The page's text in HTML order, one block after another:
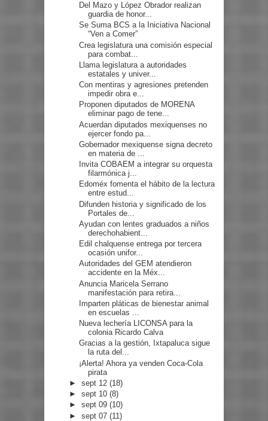
Del Mazo y López Obrador realizan
guardia de honor...
Se Suma BCS a la Iniciativa Nacional
“Ven a Comer”
Crea legislatura una comisión especial
para combat...
Llama legislatura a autoridades
estatales y univer...
Con mentiras y agresiones pretenden
impedir obra e...
Proponen diputados de MORENA
eliminar pago de tene...
Acuerdan diputados mexiquenses no
ejercer fondo pa...
Gobernador mexiquense signa decreto
en materia de ...
Invita COBAEM a integrar su orquesta
filarmónica j...
Edoméx fomenta el hábito de la lectura
entre estud...
Difunden historia y significado de los
Portales de...
Ayudan con lentes graduados a niños
derechohabient...
Edil chalquense entrega por tercera
ocasión unifor...
Autoridades del GEM atendieron
accidente en la Méx...
Anuncia Maricela Serrano
manifestación para retira...
Imparten pláticas de bienestar animal
en escuelas ...
Nueva lechería LICONSA para la
colonia Ricardo Calva
Gracias a la gestión, Ixtapaluca sigue
la ruta del...
¡Alerta! Ahora ya venden Coca-Cola
pirata
►sept 12(18)
►sept 10(8)
►sept 09(10)
►sept 07(11)